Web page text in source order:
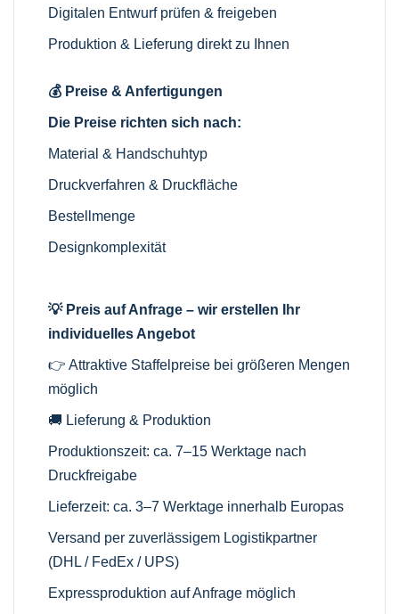
Digitalen Entwurf prüfen & freigeben
Produktion & Lieferung direkt zu Ihnen
💰 Preise & Anfertigungen
Die Preise richten sich nach:
Material & Handschuhtyp
Druckverfahren & Druckfläche
Bestellmenge
Designkomplexität
💡 Preis auf Anfrage – wir erstellen Ihr
individuelles Angebot
👉 Attraktive Staffelpreise bei größeren Mengen
möglich
🚚 Lieferung & Produktion
Produktionszeit: ca. 7–15 Werktage nach
Druckfreigabe
Lieferzeit: ca. 3–7 Werktage innerhalb Europas
Versand per zuverlässigem Logistikpartner
(DHL / FedEx / UPS)
Expressproduktion auf Anfrage möglich